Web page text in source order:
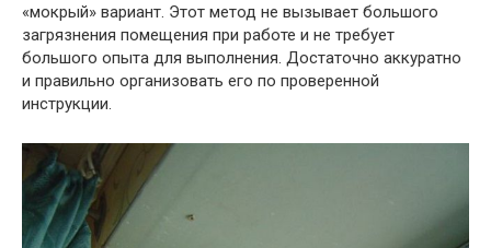
«мокрый» вариант. Этот метод не вызывает большого
загрязнения помещения при работе и не требует
большого опыта для выполнения. Достаточно аккуратно
и правильно организовать его по проверенной
инструкции.